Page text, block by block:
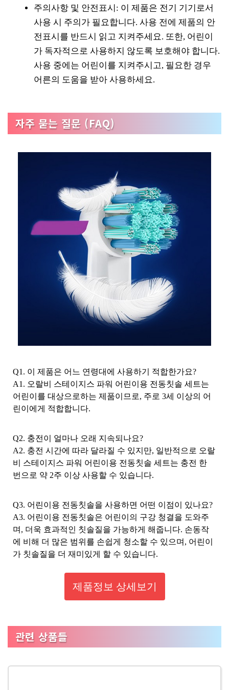
주의사항 및 안전표시: 이 제품은 전기 기기로서
사용 시 주의가 필요합니다. 사용 전에 제품의 안
전표시를 반드시 읽고 지켜주세요. 또한, 어린이
가 독자적으로 사용하지 않도록 보호해야 합니다.
사용 중에는 어린이를 지켜주시고, 필요한 경우
어른의 도움을 받아 사용하세요.
자주 묻는 질문 (FAQ)
Q1. 이 제품은 어느 연령대에 사용하기 적합한가요?
A1. 오랄비 스테이지스 파워 어린이용 전동칫솔 세트는
어린이를 대상으로하는 제품이므로, 주로 3세 이상의 어
린이에게 적합합니다.
Q2. 충전이 얼마나 오래 지속되나요?
A2. 충전 시간에 따라 달라질 수 있지만, 일반적으로 오랄
비 스테이지스 파워 어린이용 전동칫솔 세트는 충전 한
번으로 약 2주 이상 사용할 수 있습니다.
Q3. 어린이용 전동칫솔을 사용하면 어떤 이점이 있나요?
A3. 어린이용 전동칫솔은 어린이의 구강 청결을 도와주
며, 더욱 효과적인 칫솔질을 가능하게 해줍니다. 손동작
에 비해 더 많은 범위를 손쉽게 청소할 수 있으며, 어린이
가 칫솔질을 더 재미있게 할 수 있습니다.
제품정보 상세보기
관련 상품들